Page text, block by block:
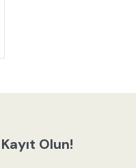
Olun!